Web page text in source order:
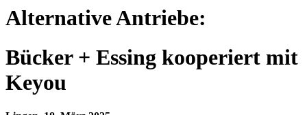
Alternative Antriebe:
Bücker + Essing kooperiert mit
Keyou